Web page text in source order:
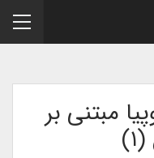
مبتنی بر